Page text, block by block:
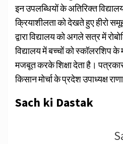
इन उपलब्धियों के अतिरिक्त
क्रियाशीलता को देखते हुए हीरो
द्वारा विद्यालय को अगले सत्र में
विद्यालय में बच्चों को स्कॉलरशिप
मजबूत करके शिक्षा देता है। पत्रकार
किसान मोर्चा के प्रदेश उपाध्यक्ष
Sach ki Dastak